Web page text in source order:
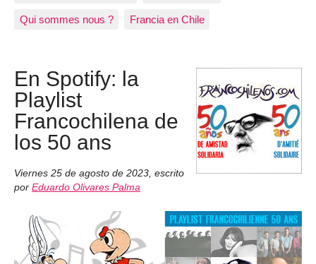
Qui sommes nous ? Francia en Chile
En Spotify: la
Playlist
Francochilena de
los 50 ans
Viernes 25 de agosto de 2023, escrito
por Eduardo Olivares Palma